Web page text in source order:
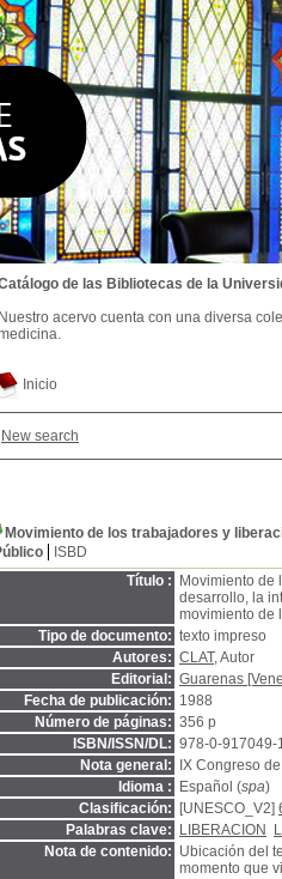
Inicio
New search
Movimiento de los trabajadores y
ISBD
Título :
Movimiento de
desarrollo, la
movimiento de
Tipo de documento: texto impreso
Autores: CLAT, Autor
Editorial: Guarenas
Fecha de publicación: 1988
Número de páginas: 356 p
ISBN/ISSN/DL: 978-0-917049-
Nota general:
IX Congreso
Idioma :
Español (spa)
Clasificación:
[UNESCO_V2]
Palabras clave:
LIBERACION
Nota de contenido: Ubicación del
momento que
de las Bibliotecas de la
Nuestro acervo cuenta con una diversa